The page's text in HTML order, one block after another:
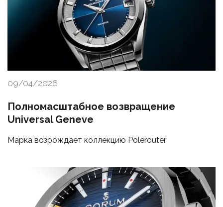
09/04/2026
Полномасштабное возвращение
Universal Geneve
Марка возрождает коллекцию Polerouter